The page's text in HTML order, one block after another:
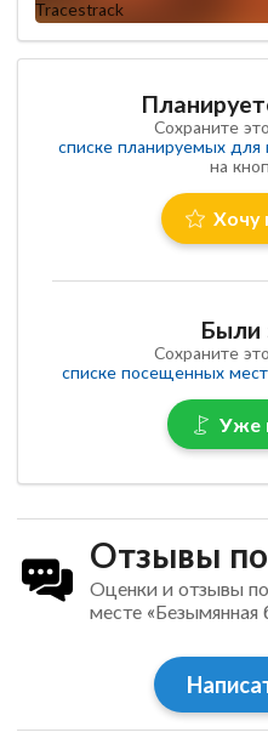
Сохраните
списке планируемых
на
Хочу
Были
Сохраните
списке посещенных мест
Уже
Отзывы
Оценки и отзывы
месте «Безымянная